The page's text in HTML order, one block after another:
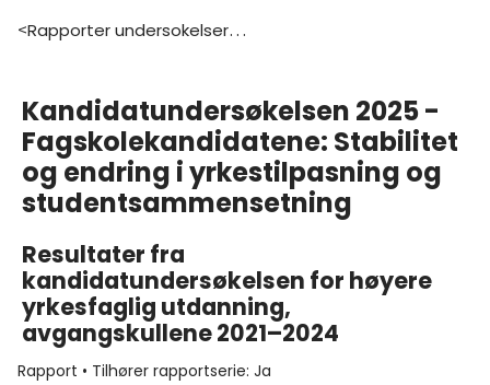
> Rapporter undersokelser og statistikk
Kandidatundersøkelsen 2025 -
Fagskolekandidatene: Stabilitet
og endring i yrkestilpasning og
studentsammensetning
Resultater fra
kandidatundersøkelsen for høyere
yrkesfaglig utdanning,
avgangskullene 2021–2024
Rapport • Tilhører rapportserie: Ja